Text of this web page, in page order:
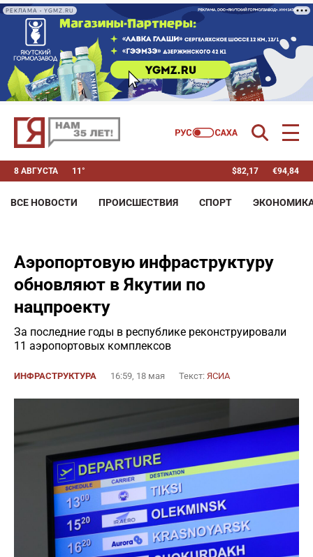
РЕКЛАМА • YGMZ.RU
8 АВГУСТА 11° $82,17 €94,84
ВСЕ НОВОСТИ ПРОИСШЕСТВИЯ СПОРТ
Аэропортовую инфраструктуру
обновляют в Якутии по
нацпроекту
За последние годы в республике реконструировали
11 аэропортовых комплексов
ИНФРАСТРУКТУРА 16:59, 18 мая Текст: ЯСИА